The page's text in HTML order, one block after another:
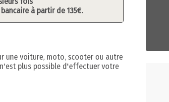
à partir de 135€.
une voiture, moto, scooter ou autre
plus possible d'effectuer votre